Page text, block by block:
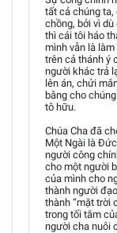
tất cả chúng ta,
chồng, bởi vì
thì cái tôi háo
mình vẫn là
trên cả thánh ý
người khác trả
lên án, chửi
bằng cho
tô hữu.
Chúa Cha đã
Một Ngài là
người công
cho một người
của mình cho
thành người
thành “mặt trời
trong tối tăm
người cha nuôi